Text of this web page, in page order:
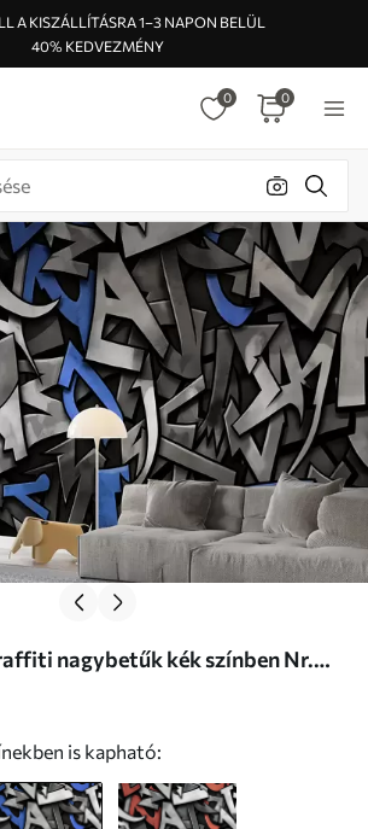
A KISZÁLLÍTÁSRA 1–3 NAPON BELÜL
40% KEDVEZMÉNY
0 0
nagybetűk kék színben Nr.
is kapható: